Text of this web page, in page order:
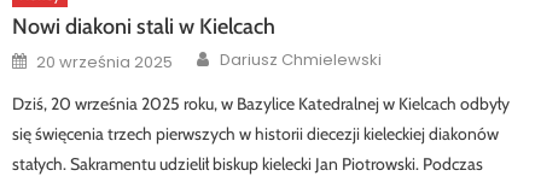
Nowi diakoni stali w Kielcach
Posted
on
20 września 2025 Author
Dariusz Chmielewski
Dziś, 20 września 2025 roku, w Bazylice Katedralnej w Kielcach odbyły
się święcenia trzech pierwszych w historii diecezji kieleckiej diakonów
stałych. Sakramentu udzielił biskup kielecki Jan Piotrowski. Podczas